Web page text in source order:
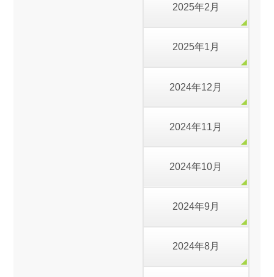
2025年2月
2025年1月
2024年12月
2024年11月
2024年10月
2024年9月
2024年8月